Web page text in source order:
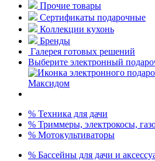
Прочие товары
Сертификаты подарочные
Коллекции кухонь
Бренды
Галерея готовых решений
Выберите электронный
% Техника для дачи
% Триммеры, электрокосы,
% Мотокультиваторы
% Бассейны для дачи и